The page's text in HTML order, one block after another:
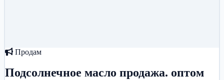
Продам
Подсолнечное масло продажа. оптом